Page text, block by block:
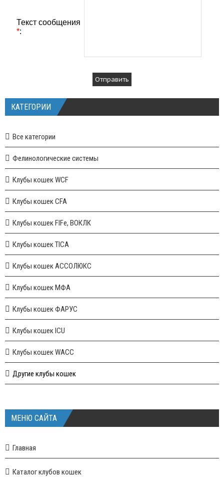
Текст сообщения
*:
КАТЕГОРИИ
Все категории
Фелинологические системы
Клубы кошек WCF
Клубы кошек CFA
Клубы кошек FIFe, ВОКЛК
Клубы кошек TICA
Клубы кошек АССОЛЮКС
Клубы кошек МФА
Клубы кошек ФАРУС
Клубы кошек ICU
Клубы кошек WACC
Другие клубы кошек
МЕНЮ САЙТА
Главная
Каталог клубов кошек